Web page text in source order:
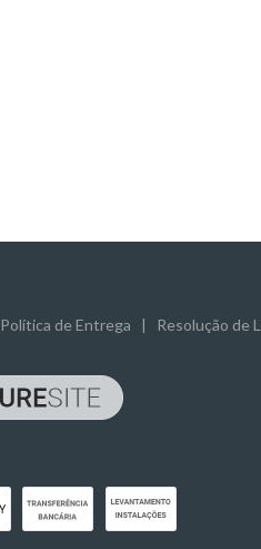
Política de Entrega | Resolução de